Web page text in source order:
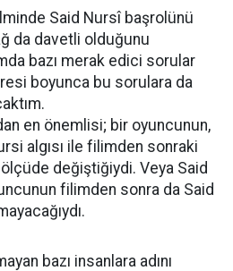
Said Nursî başrolünü
da davetli olduğunu
bazı merak edici sorular
boyunca bu sorulara da
en önemlisi; bir oyuncunun,
algısı ile filimden sonraki
ölçüde değiştiğiydi. Veya Said
filimden sonra da Said
bazı insanlara adını